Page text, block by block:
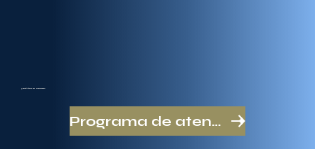
¿Qué área te interesa?
Programa de atención